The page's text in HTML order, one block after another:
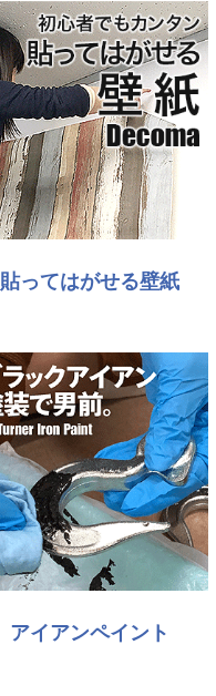
貼ってはがせる壁紙
アイアンペイント